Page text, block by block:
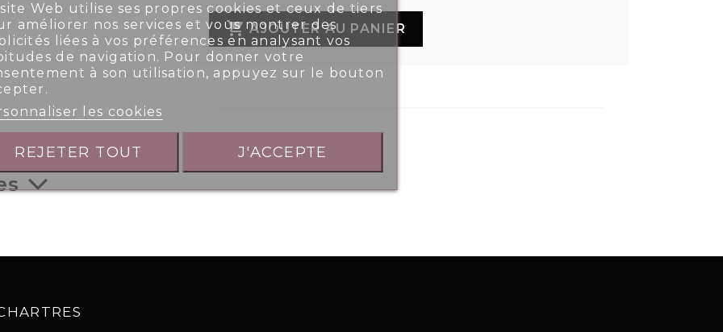
 AJOUTER AU PANIER
site Web utilise ses propres cookies et ceux de tiers
améliorer nos services et vous montrer des
liées à vos préférences en analysant vos
de navigation. Pour donner votre
à son utilisation, appuyez sur le bouton
les cookies
REJETER TOUT J'ACCEPTE